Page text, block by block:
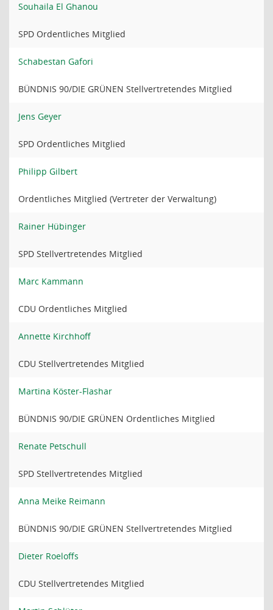
Souhaila El Ghanou
SPD Ordentliches Mitglied
Schabestan Gafori
BÜNDNIS 90/DIE GRÜNEN Stellvertretendes Mitglied
Jens Geyer
SPD Ordentliches Mitglied
Philipp Gilbert
Ordentliches Mitglied (Vertreter der Verwaltung)
Rainer Hübinger
SPD Stellvertretendes Mitglied
Marc Kammann
CDU Ordentliches Mitglied
Annette Kirchhoff
CDU Stellvertretendes Mitglied
Martina Köster-Flashar
BÜNDNIS 90/DIE GRÜNEN Ordentliches Mitglied
Renate Petschull
SPD Stellvertretendes Mitglied
Anna Meike Reimann
BÜNDNIS 90/DIE GRÜNEN Stellvertretendes Mitglied
Dieter Roeloffs
CDU Stellvertretendes Mitglied